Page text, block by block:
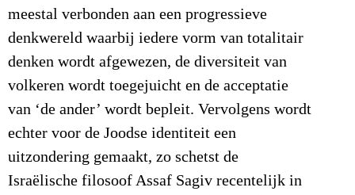
meestal verbonden aan een progressieve
denkwereld waarbij iedere vorm van totalitair
denken wordt afgewezen, de diversiteit van
volkeren wordt toegejuicht en de acceptatie
van ‘de ander’ wordt bepleit. Vervolgens wordt
echter voor de Joodse identiteit een
uitzondering gemaakt, zo schetst de
Israëlische filosoof Assaf Sagiv recentelijk in